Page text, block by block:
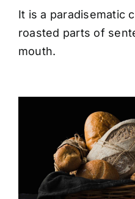
It is a paradisematic
roasted parts of
mouth.